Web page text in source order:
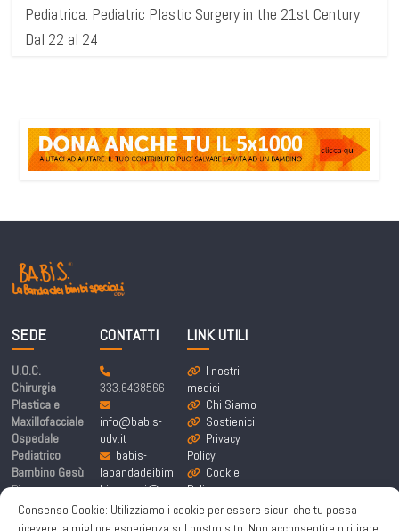
Consenso Cookie: Utilizziamo i cookie per essere sicuri che tu possa
Pediatrica: Pediatric Plastic Surgery in the 21st Century
Dal 22 al 24
SEDE
U.O.C.
Chirurgia
Plastica e
Maxillofacciale
Ospedale
Pediatrico
Bambino Gesù
Piazza
Sant’Onofrio 4,
00165 Roma
CONTATTI
333.6438566
info@babis-
odv.it
babis-
labandadeibim
bispeciali@pe
c.it
LINK UTILI
I nostri
medici
Chi Siamo
Sostienici
Privacy
Policy
Cookie
Policy